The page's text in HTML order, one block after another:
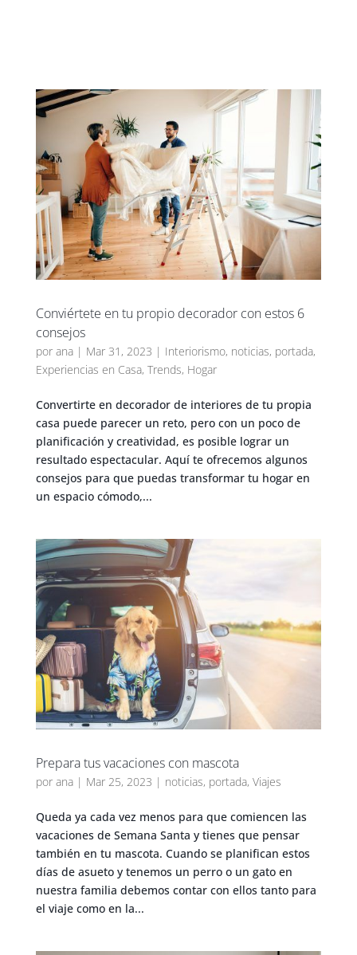
Conviértete en tu propio decorador con estos 6
consejos
por ana| Mar 31, 2023 | Interiorismo, noticias, portada,
Experiencias en Casa, Trends, Hogar
Convertirte en decorador de interiores de tu propia
casa puede parecer un reto, pero con un poco de
planificación y creatividad, es posible lograr un
resultado espectacular. Aquí te ofrecemos algunos
consejos para que puedas transformar tu hogar en
un espacio cómodo,...
Prepara tus vacaciones con mascota
por ana| Mar 25, 2023 | noticias, portada, Viajes
Queda ya cada vez menos para que comiencen las
vacaciones de Semana Santa y tienes que pensar
también en tu mascota. Cuando se planifican estos
días de asueto y tenemos un perro o un gato en
nuestra familia debemos contar con ellos tanto para
el viaje como en la...